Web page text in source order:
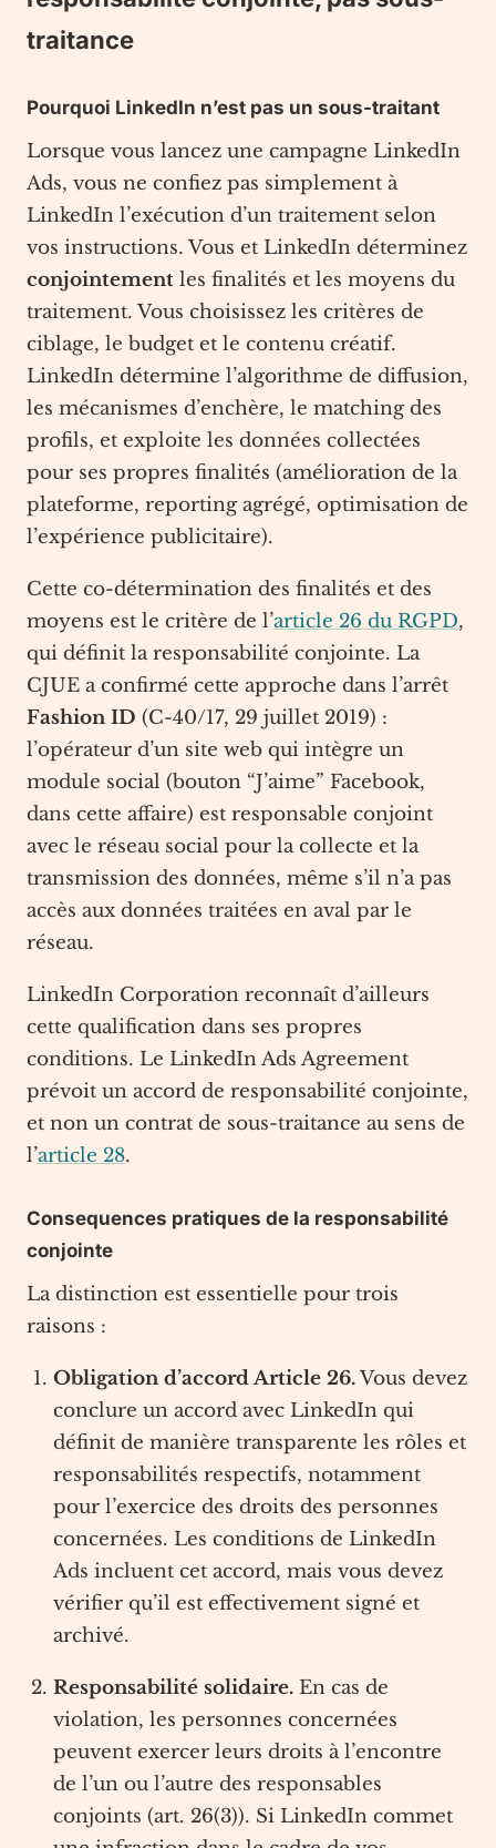
traitance
Pourquoi LinkedIn n’est pas un sous-traitant
Lorsque vous lancez une campagne LinkedIn
Ads, vous ne confiez pas simplement à
LinkedIn l’exécution d’un traitement selon
vos instructions. Vous et LinkedIn déterminez
conjointement les finalités et les moyens du
traitement. Vous choisissez les critères de
ciblage, le budget et le contenu créatif.
LinkedIn détermine l’algorithme de diffusion,
les mécanismes d’enchère, le matching des
profils, et exploite les données collectées
pour ses propres finalités (amélioration de la
plateforme, reporting agrégé, optimisation de
l’expérience publicitaire).
Cette co-détermination des finalités et des
moyens est le critère de l’article 26 du RGPD,
qui définit la responsabilité conjointe. La
CJUE a confirmé cette approche dans l’arrêt
Fashion ID (C-40/17, 29 juillet 2019) :
l’opérateur d’un site web qui intègre un
module social (bouton “J’aime” Facebook,
dans cette affaire) est responsable conjoint
avec le réseau social pour la collecte et la
transmission des données, même s’il n’a pas
accès aux données traitées en aval par le
réseau.
LinkedIn Corporation reconnaît d’ailleurs
cette qualification dans ses propres
conditions. Le LinkedIn Ads Agreement
prévoit un accord de responsabilité conjointe,
et non un contrat de sous-traitance au sens de
l’article 28.
Consequences pratiques de la responsabilité
conjointe
La distinction est essentielle pour trois
raisons :
Obligation d’accord Article 26.Vous devez
conclure un accord avec LinkedIn qui
définit de manière transparente les rôles et
responsabilités respectifs, notamment
pour l’exercice des droits des personnes
concernées. Les conditions de LinkedIn
Ads incluent cet accord, mais vous devez
vérifier qu’il est effectivement signé et
archivé.
Responsabilité solidaire. En cas de
violation, les personnes concernées
peuvent exercer leurs droits à l’encontre
de l’un ou l’autre des responsables
conjoints (art. 26(3)). Si LinkedIn commet